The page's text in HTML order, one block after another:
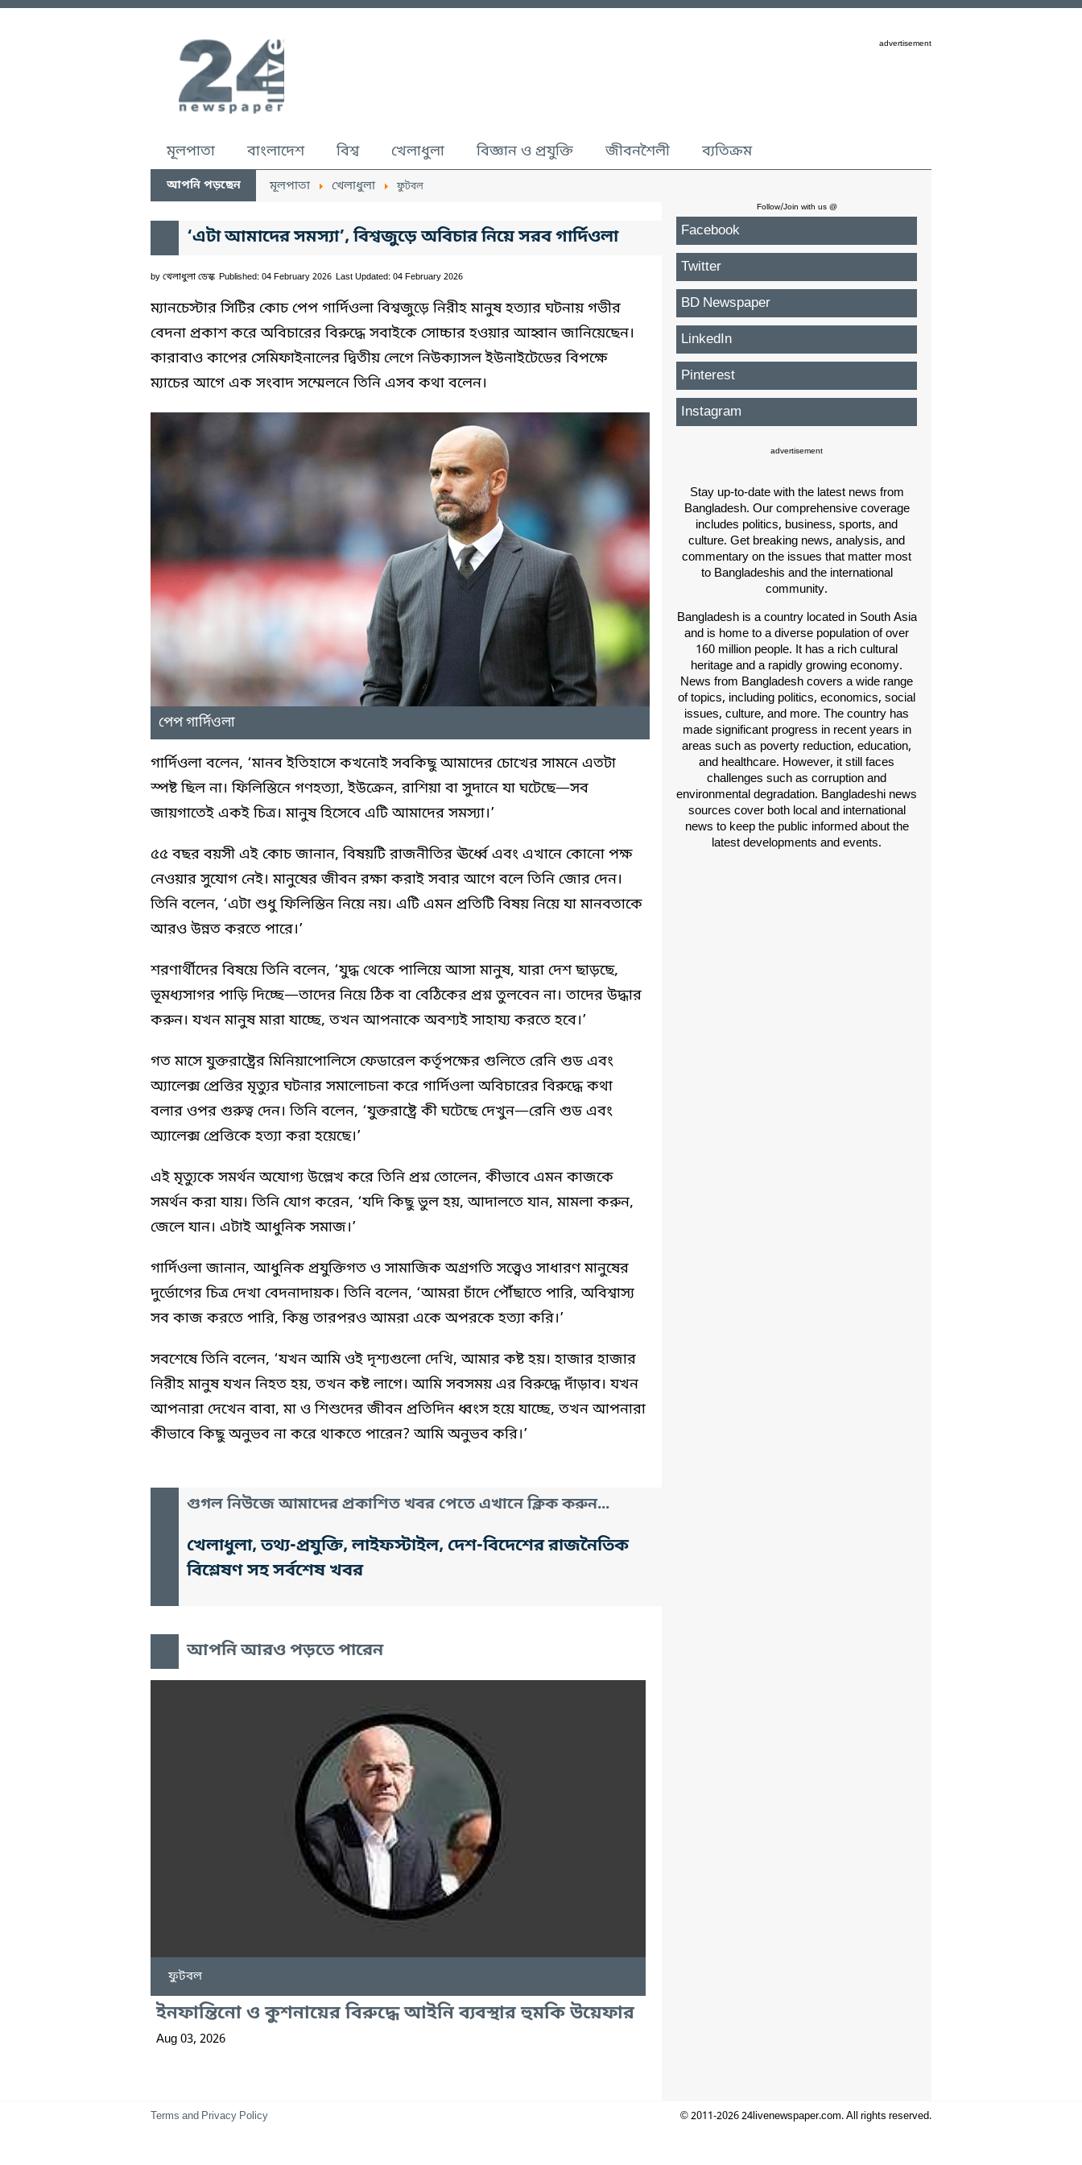
advertisement
মূলপাতা বাংলাদেশ বিশ্ব খেলাধুলা বিজ্ঞান ও প্রযুক্তি জীবনশৈলী ব্যতিক্রম
আপনি পড়ছেন মূলপাতা খেলাধুলা ফুটবল
‘এটা আমাদের সমস্যা’, বিশ্বজুড়ে অবিচার নিয়ে সরব গার্দিওলা
by খেলাধুলা ডেস্ক Published: 04 February 2026 Last Updated: 04 February 2026
ম্যানচেস্টার সিটির কোচ পেপ গার্দিওলা বিশ্বজুড়ে নিরীহ মানুষ হত্যার ঘটনায় গভীর
বেদনা প্রকাশ করে অবিচারের বিরুদ্ধে সবাইকে সোচ্চার হওয়ার আহ্বান জানিয়েছেন।
কারাবাও কাপের সেমিফাইনালের দ্বিতীয় লেগে নিউক্যাসল ইউনাইটেডের বিপক্ষে
ম্যাচের আগে এক সংবাদ সম্মেলনে তিনি এসব কথা বলেন।
পেপ গার্দিওলা
গার্দিওলা বলেন, ‘মানব ইতিহাসে কখনোই সবকিছু আমাদের চোখের সামনে এতটা
স্পষ্ট ছিল না। ফিলিস্তিনে গণহত্যা, ইউক্রেন, রাশিয়া বা সুদানে যা ঘটেছে—সব
জায়গাতেই একই চিত্র। মানুষ হিসেবে এটি আমাদের সমস্যা।’
৫৫ বছর বয়সী এই কোচ জানান, বিষয়টি রাজনীতির ঊর্ধ্বে এবং এখানে কোনো পক্ষ
নেওয়ার সুযোগ নেই। মানুষের জীবন রক্ষা করাই সবার আগে বলে তিনি জোর দেন।
তিনি বলেন, ‘এটা শুধু ফিলিস্তিন নিয়ে নয়। এটি এমন প্রতিটি বিষয় নিয়ে যা মানবতাকে
আরও উন্নত করতে পারে।’
শরণার্থীদের বিষয়ে তিনি বলেন, ‘যুদ্ধ থেকে পালিয়ে আসা মানুষ, যারা দেশ ছাড়ছে,
ভূমধ্যসাগর পাড়ি দিচ্ছে—তাদের নিয়ে ঠিক বা বেঠিকের প্রশ্ন তুলবেন না। তাদের উদ্ধার
করুন। যখন মানুষ মারা যাচ্ছে, তখন আপনাকে অবশ্যই সাহায্য করতে হবে।’
গত মাসে যুক্তরাষ্ট্রের মিনিয়াপোলিসে ফেডারেল কর্তৃপক্ষের গুলিতে রেনি গুড এবং
অ্যালেক্স প্রেত্তির মৃত্যুর ঘটনার সমালোচনা করে গার্দিওলা অবিচারের বিরুদ্ধে কথা
বলার ওপর গুরুত্ব দেন। তিনি বলেন, ‘যুক্তরাষ্ট্রে কী ঘটেছে দেখুন—রেনি গুড এবং
অ্যালেক্স প্রেত্তিকে হত্যা করা হয়েছে।’
এই মৃত্যুকে সমর্থন অযোগ্য উল্লেখ করে তিনি প্রশ্ন তোলেন, কীভাবে এমন কাজকে
সমর্থন করা যায়। তিনি যোগ করেন, ‘যদি কিছু ভুল হয়, আদালতে যান, মামলা করুন,
জেলে যান। এটাই আধুনিক সমাজ।’
গার্দিওলা জানান, আধুনিক প্রযুক্তিগত ও সামাজিক অগ্রগতি সত্ত্বেও সাধারণ মানুষের
দুর্ভোগের চিত্র দেখা বেদনাদায়ক। তিনি বলেন, ‘আমরা চাঁদে পৌঁছাতে পারি, অবিশ্বাস্য
সব কাজ করতে পারি, কিন্তু তারপরও আমরা একে অপরকে হত্যা করি।’
সবশেষে তিনি বলেন, ‘যখন আমি ওই দৃশ্যগুলো দেখি, আমার কষ্ট হয়। হাজার হাজার
নিরীহ মানুষ যখন নিহত হয়, তখন কষ্ট লাগে। আমি সবসময় এর বিরুদ্ধে দাঁড়াব। যখন
আপনারা দেখেন বাবা, মা ও শিশুদের জীবন প্রতিদিন ধ্বংস হয়ে যাচ্ছে, তখন আপনারা
কীভাবে কিছু অনুভব না করে থাকতে পারেন? আমি অনুভব করি।’
গুগল নিউজে আমাদের প্রকাশিত খবর পেতে এখানে ক্লিক করুন...
খেলাধুলা, তথ্য-প্রযুক্তি, লাইফস্টাইল, দেশ-বিদেশের রাজনৈতিক
বিশ্লেষণ সহ সর্বশেষ খবর
আপনি আরও পড়তে পারেন
ফুটবল
ইনফান্তিনো ও কুশনায়ের বিরুদ্ধে আইনি ব্যবস্থার হুমকি উয়েফার
Aug 03, 2026
Follow/Join with us @
Facebook
Twitter
BD Newspaper
LinkedIn
Pinterest
Instagram
advertisement
Stay up-to-date with the latest news from
Bangladesh. Our comprehensive coverage
includes politics, business, sports, and
culture. Get breaking news, analysis, and
commentary on the issues that matter most
to Bangladeshis and the international
community.
Bangladesh is a country located in South Asia
and is home to a diverse population of over
160 million people. It has a rich cultural
heritage and a rapidly growing economy.
News from Bangladesh covers a wide range
of topics, including politics, economics, social
issues, culture, and more. The country has
made significant progress in recent years in
areas such as poverty reduction, education,
and healthcare. However, it still faces
challenges such as corruption and
environmental degradation. Bangladeshi news
sources cover both local and international
news to keep the public informed about the
latest developments and events.
Terms and Privacy Policy © 2011-2026 24livenewspaper.com. All rights reserved.